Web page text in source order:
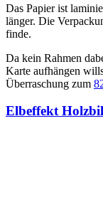
Das Papier ist
länger. Die
finde.
Da kein Rahmen
Karte aufhängen
Überraschung zum
Elbeffekt